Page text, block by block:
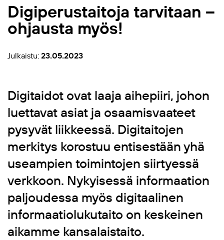
Digiperustaitoja tarvitaan –
ohjausta myös!
Julkaistu: 23.05.2023
Digitaidot ovat laaja aihepiiri, johon
luettavat asiat ja osaamisvaateet
pysyvät liikkeessä. Digitaitojen
merkitys korostuu entisestään yhä
useampien toimintojen siirtyessä
verkkoon. Nykyisessä informaation
paljoudessa myös digitaalinen
informaatiolukutaito on keskeinen
aikamme kansalaistaito.